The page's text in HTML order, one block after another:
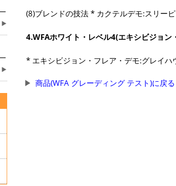
(8)ブレンドの技法 * カクテルデモ:スリー
4.WFAホワイト・レベル4(エキシビジョン
* エキシビジョン・フレア・デモ:グレイハ
商品(WFA グレーディング テスト)に戻る